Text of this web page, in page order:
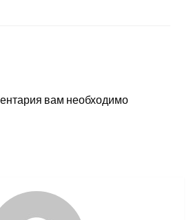
вам необходимо